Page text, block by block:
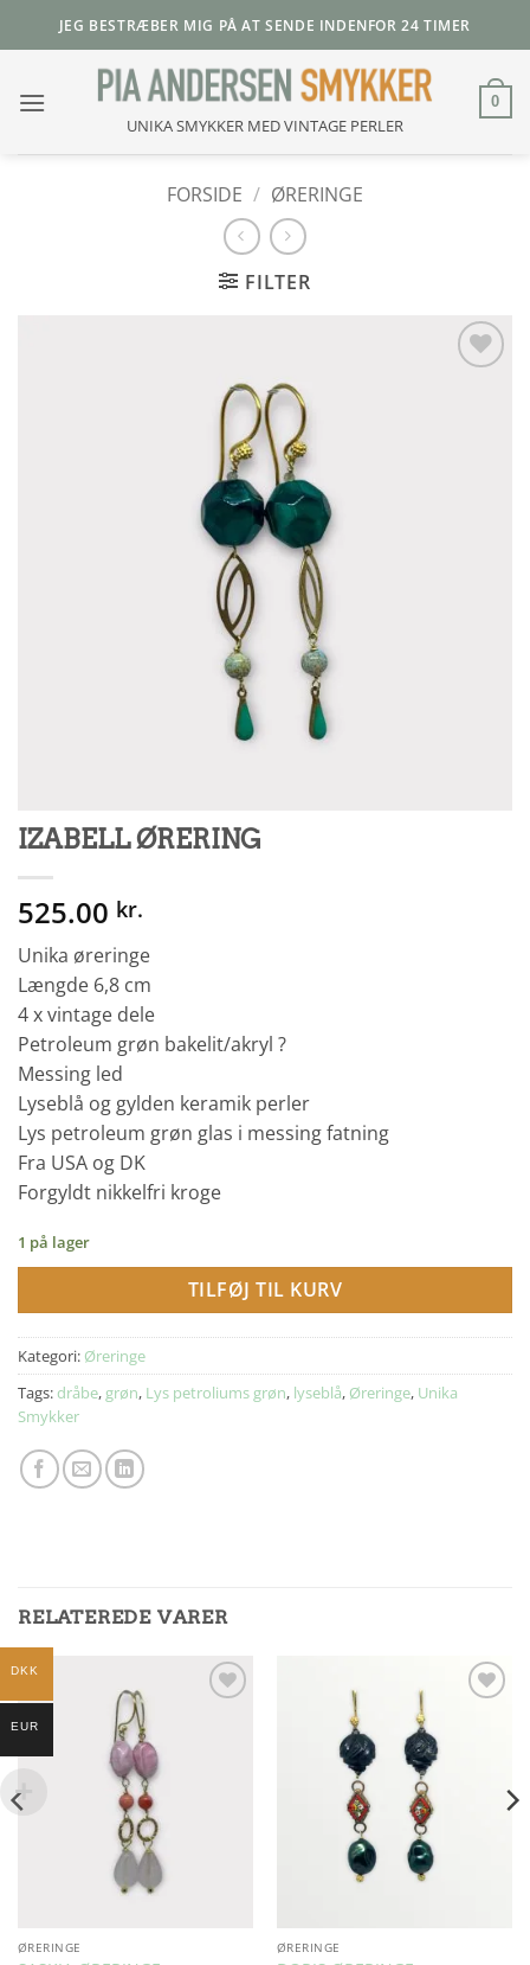
JEG BESTRÆBER MIG PÅ AT SENDE INDENFOR 24 TIMER
UNIKA SMYKKER MED VINTAGE PERLER
0
FORSIDE / ØRERINGE
FILTER
IZABELL ØRERING
525.00 kr.
Unika øreringe
Længde 6,8 cm
4 x vintage dele
Petroleum grøn bakelit/akryl ?
Messing led
Lyseblå og gylden keramik perler
Lys petroleum grøn glas i messing fatning
Fra USA og DK
Forgyldt nikkelfri kroge
1 på lager
TILFØJ TIL KURV
Kategori: Øreringe
Tags: dråbe, grøn, Lys petroliums grøn, lyseblå, Øreringe, Unika
Smykker
RELATEREDE VARER
ØRERINGE ØRERINGE
DKK
EUR